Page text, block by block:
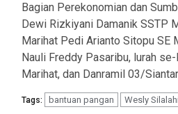
Bagian Perekonomian dan
Dewi Rizkiyani Damanik SSTP
Marihat Pedi Arianto Sitopu SE
Nauli Freddy Pasaribu, lurah
Marihat, dan Danramil 03/
Tags: bantuan pangan Wesly Silalahi